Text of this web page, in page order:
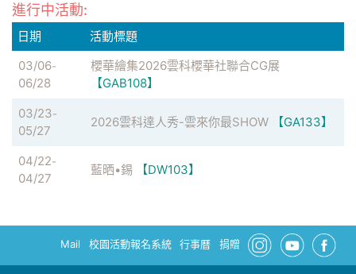
進行中活動:
日期
活動標題
03/06-
06/28
櫻華繪集2026雲科櫻華社聯合CG展
【GAB108】
03/23-
05/27
2026雲科達人秀-雲來你最SHOW 【GA133】
04/22-
04/27
藍晒•錫 【DW103】
Mail 校園活動報名系統 行事曆 捐贈